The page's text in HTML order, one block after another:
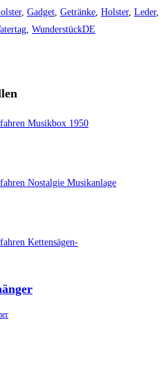
, Gadget, Getränke, Holster, Leder,
, WunderstückDE